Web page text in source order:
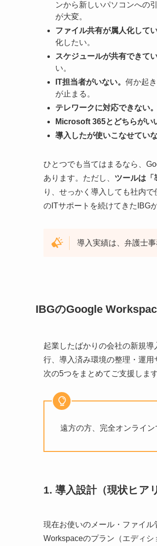
ンから新しいパソコンへの
が大変。
ファイル共有が属人化してい
化したい。
スケジュールが共有できてい
い。
IT担当者がいない。 何か起
が止まる。
テレワークに対応できない。
Microsoft 365とどちらがい
導入したが使いこなせていな
ひとつでも当てはまるなら、
あります。ただし、 ツールは「
り、せっかく導入しても社内
のITサポートを続けてきたIBG
導入実績は、弁護士
IBGのGoogle
起業したばかりの会社の新規
行、導入済み環境の整理・運用
次の5つをまとめてご支援します
遠方の方、完全オンライ
1. 導入設計（現状ヒア
現在お使いのメール・ファイ
Workspaceのプラン（エディ